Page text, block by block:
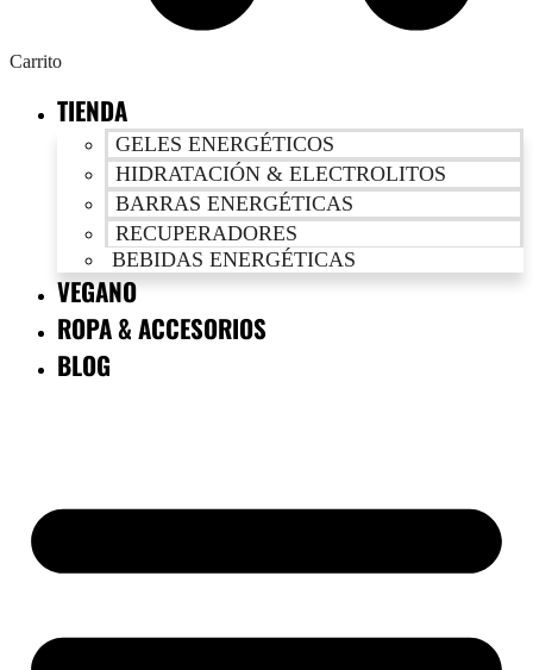
Carrito
TIENDA
GELES ENERGÉTICOS
HIDRATACIÓN & ELECTROLITOS
BARRAS ENERGÉTICAS
RECUPERADORES
BEBIDAS ENERGÉTICAS
VEGANO
ROPA & ACCESORIOS
BLOG